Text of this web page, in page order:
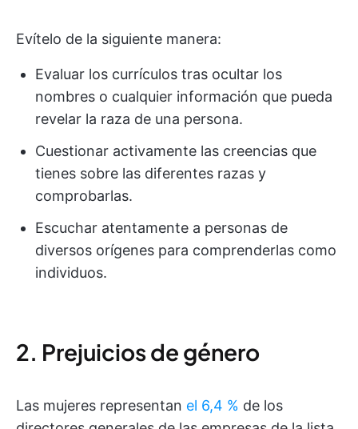
Evítelo de la siguiente manera:
Evaluar los currículos tras ocultar los
nombres o cualquier información que pueda
revelar la raza de una persona.
Cuestionar activamente las creencias que
tienes sobre las diferentes razas y
comprobarlas.
Escuchar atentamente a personas de
diversos orígenes para comprenderlas como
individuos.
2. Prejuicios de género
Las mujeres representan el 6,4 % de los